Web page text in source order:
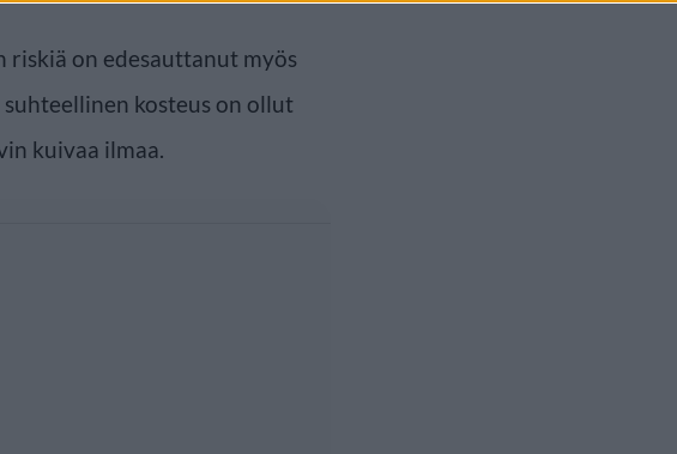
riskiä on edesauttanut myös
suhteellinen kosteus on ollut
kuivaa ilmaa.